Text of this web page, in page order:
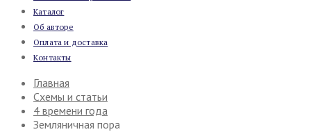
Каталог
Об авторе
Оплата и доставка
Контакты
Главная
Схемы и статьи
4 времени года
Земляничная пора